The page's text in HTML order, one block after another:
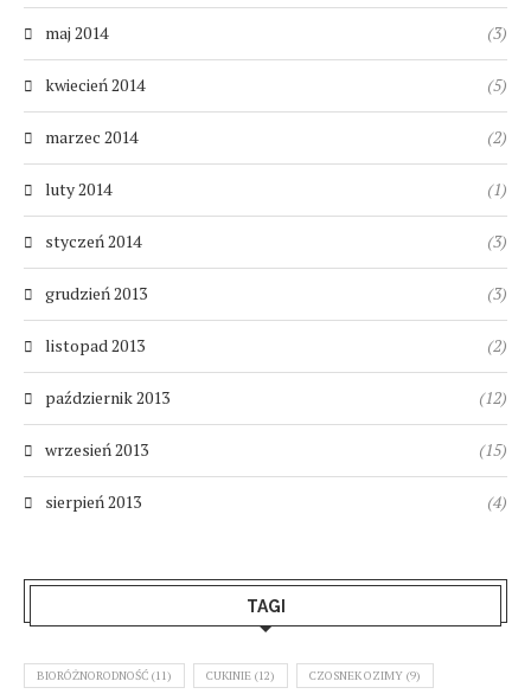
maj 2014 (3)
kwiecień 2014 (5)
marzec 2014 (2)
luty 2014 (1)
styczeń 2014 (3)
grudzień 2013 (3)
listopad 2013 (2)
październik 2013 (12)
wrzesień 2013 (15)
sierpień 2013 (4)
TAGI
BIORÓŻNORODNOŚĆ (11) CUKINIE (12) CZOSNEK OZIMY (9)